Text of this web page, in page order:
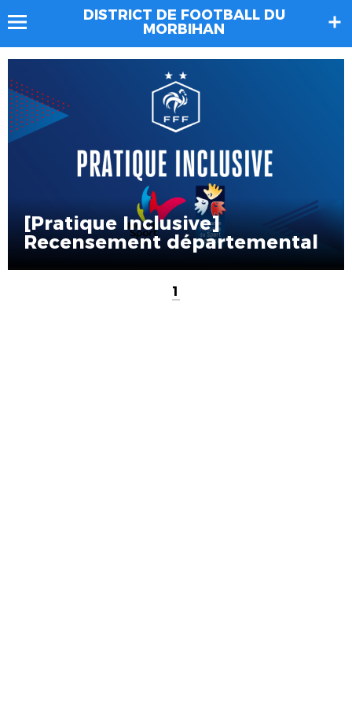
DISTRICT DE FOOTBALL DU
MORBIHAN
[Pratique Inclusive]
Recensement départemental
1